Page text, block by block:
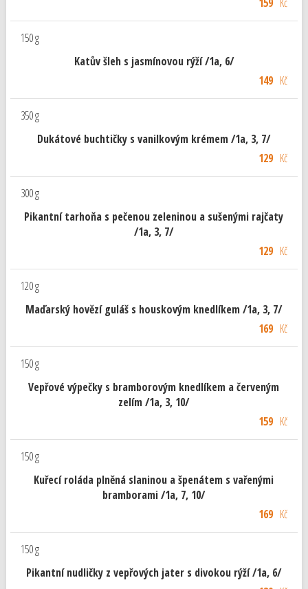
150 g
Katův šleh s jasmínovou rýží /1a, 6/
149Kč
350 g
Dukátové buchtičky s vanilkovým krémem /1a, 3, 7/
129Kč
300 g
Pikantní tarhoňa s pečenou zeleninou a sušenými rajčaty
/1a, 3, 7/
129Kč
120 g
Maďarský hovězí guláš s houskovým knedlíkem /1a, 3, 7/
169Kč
150 g
Vepřové výpečky s bramborovým knedlíkem a červeným
zelím /1a, 3, 10/
159Kč
150 g
Kuřecí roláda plněná slaninou a špenátem s vařenými
bramborami /1a, 7, 10/
169Kč
150 g
Pikantní nudličky z vepřových jater s divokou rýží /1a, 6/